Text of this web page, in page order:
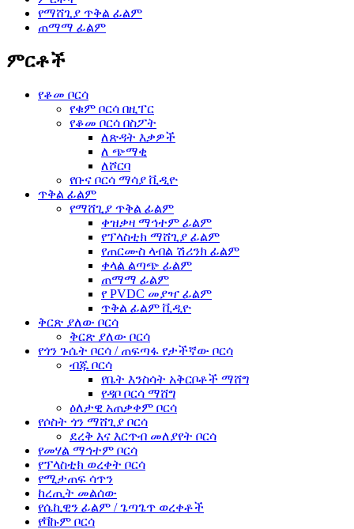
የማሸጊያ ጥቅል ፊልም
ጠማማ ፊልም
ምርቶች
የቆመ ቦርሳ
የቁም ቦርሳ በዚፐር
የቆመ ቦርሳ በስፖት
ለጽዳት እቃዎች
ለ ጭማቂ
ለሾርባ
የቡና ቦርሳ ማሳያ ቪዲዮ
ጥቅል ፊልም
የማሸጊያ ጥቅል ፊልም
ቀዝቃዛ ማኅተም ፊልም
የፕላስቲክ ማሸጊያ ፊልም
የጠርሙስ ላብል ሽሪንክ ፊልም
ቀላል ልጣጭ ፊልም
ጠማማ ፊልም
የ PVDC መያዣ ፊልም
ጥቅል ፊልም ቪዲዮ
ቅርጽ ያለው ቦርሳ
ቅርጽ ያለው ቦርሳ
የጎን ጉሴት ቦርሳ / ጠፍጣፋ የታችኛው ቦርሳ
ብጁ ቦርሳ
የቤት እንስሳት አቅርቦቶች ማሸግ
የዳቦ ቦርሳ ማሸግ
ዕለታዊ አጠቃቀም ቦርሳ
የሶስት ጎን ማሸጊያ ቦርሳ
ደረቅ እና እርጥብ መለያየት ቦርሳ
የመሃል ማኅተም ቦርሳ
የፕላስቲክ ወረቀት ቦርሳ
የሚታጠፍ ሳጥን
ከረጢት መልሰው
የሴኪዊን ፊልም / ጌጣጌጥ ወረቀቶች
የቫኩም ቦርሳ